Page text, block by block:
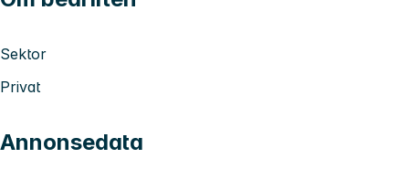
Sektor
Privat
Annonsedata